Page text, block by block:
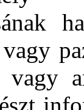
vagy